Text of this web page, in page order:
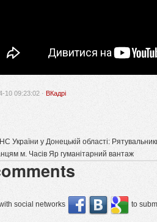
10 09:23:02 · ВКадрі
України у Донецькій області:
м. Часів Яр гуманітарний вантаж
social networks to